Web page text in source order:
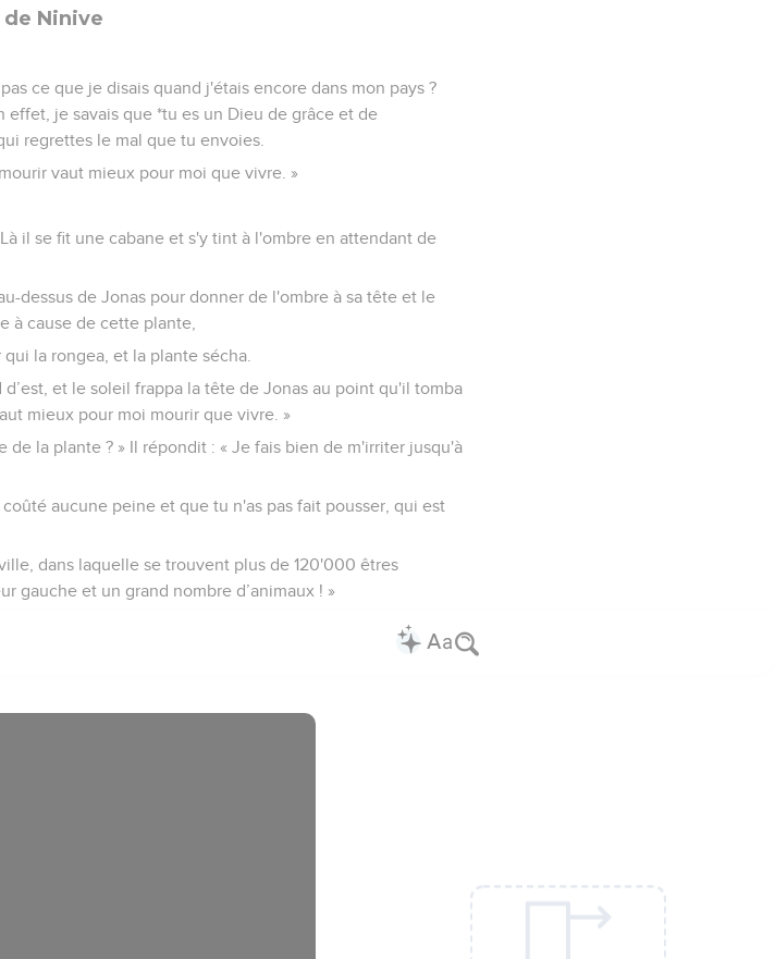
Ninive
ce que je disais quand j'étais encore dans mon pays ?
effet, je savais que *tu es un Dieu de grâce et de
regrettes le mal que tu envoies.
vaut mieux pour moi que vivre. »
il se fit une cabane et s'y tint à l'ombre en attendant de
dessus de Jonas pour donner de l'ombre à sa tête et le
à cause de cette plante,
la rongea, et la plante sécha.
et le soleil frappa la tête de Jonas au point qu'il tomba
mieux pour moi mourir que vivre. »
de la plante ? » Il répondit : « Je fais bien de m'irriter jusqu'à
aucune peine et que tu n'as pas fait pousser, qui est
dans laquelle se trouvent plus de 120'000 êtres
gauche et un grand nombre d’animaux ! »